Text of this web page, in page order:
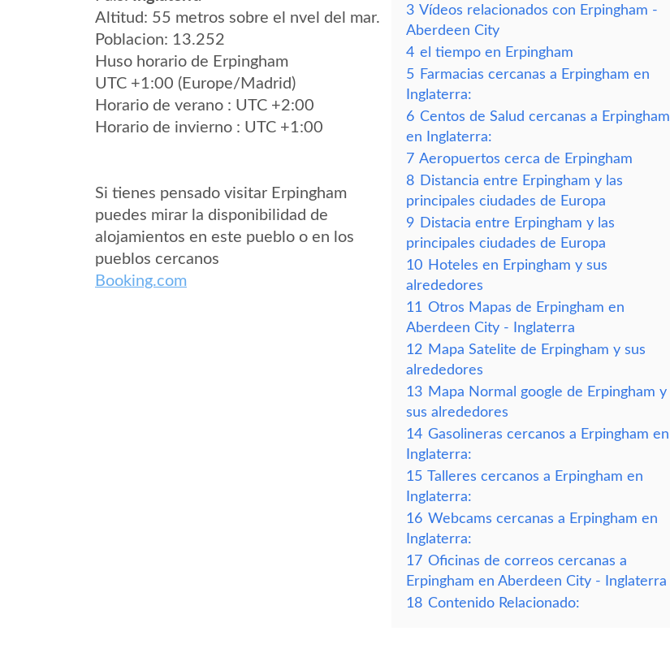
Altitud: 55 metros sobre el nvel del mar.
Poblacion: 13.252
Huso horario de Erpingham
UTC +1:00 (Europe/Madrid)
Horario de verano : UTC +2:00
Horario de invierno : UTC +1:00
Si tienes pensado visitar Erpingham
puedes mirar la disponibilidad de
alojamientos en este pueblo o en los
pueblos cercanos
Booking.com
3 Vídeos relacionados con Erpingham -
Aberdeen City
4 el tiempo en Erpingham
5 Farmacias cercanas a Erpingham en
Inglaterra:
6 Centos de Salud cercanas a Erpingham
en Inglaterra:
7 Aeropuertos cerca de Erpingham
8 Distancia entre Erpingham y las
principales ciudades de Europa
9 Distacia entre Erpingham y las
principales ciudades de Europa
10 Hoteles en Erpingham y sus
alrededores
11 Otros Mapas de Erpingham en
Aberdeen City - Inglaterra
12 Mapa Satelite de Erpingham y sus
alrededores
13 Mapa Normal google de Erpingham y
sus alrededores
14 Gasolineras cercanos a Erpingham en
Inglaterra:
15 Talleres cercanos a Erpingham en
Inglaterra:
16 Webcams cercanas a Erpingham en
Inglaterra:
17 Oficinas de correos cercanas a
Erpingham en Aberdeen City - Inglaterra
18 Contenido Relacionado: